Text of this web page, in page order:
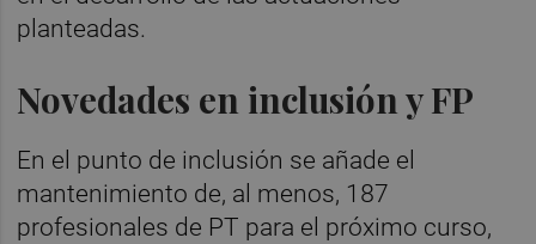
planteadas.
Novedades en inclusión y FP
En el punto de inclusión se añade el
mantenimiento de, al menos, 187
profesionales de PT para el próximo curso,